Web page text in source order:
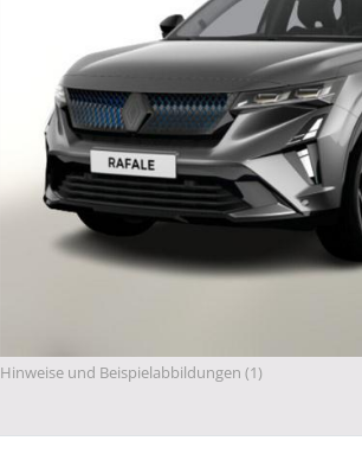
Hinweise und Beispielabbildungen (1)